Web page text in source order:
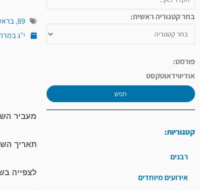
בחר קטגוריה ראשית:
פורמט:
אודיווידאוטקסט
חפש
קטגוריות:
רבנים
אירועים מיוחדים
89
,
י״ג
מעביר
תאריך
לצפייה